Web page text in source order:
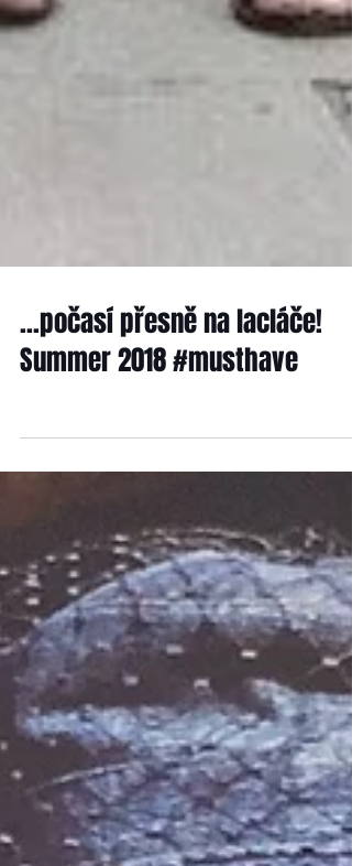
...počasí přesně na lacláče!
Summer 2018 #musthave